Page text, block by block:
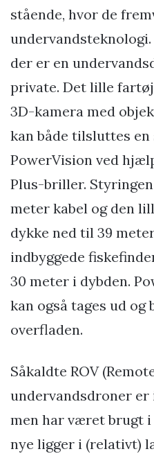
stående, hvor de
undervandsteknologi.
der er en
private. Det lille
3D-kamera med
kan både tilsluttes
PowerVision ved
Plus-briller.
meter kabel og den
dykke ned til 39
indbyggede
30 meter i dybden.
kan også tages ud og
overfladen.
Såkaldte ROV
undervandsdroner er
men har været brugt
nye ligger i (relativt)